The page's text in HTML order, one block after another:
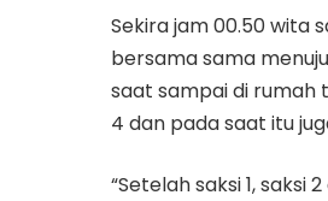
Sekira jam 00.50 wita
bersama sama
saat sampai di rumah
4 dan pada saat itu
“Setelah saksi 1,